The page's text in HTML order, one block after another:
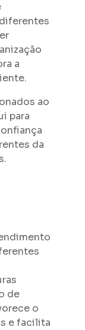
a
ao
para
da
de
o
e facilita